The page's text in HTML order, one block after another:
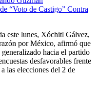
este lunes, Xóchitl Gálvez,
por México, afirmó que
hacia el partido
desfavorables frente
las elecciones del 2 de